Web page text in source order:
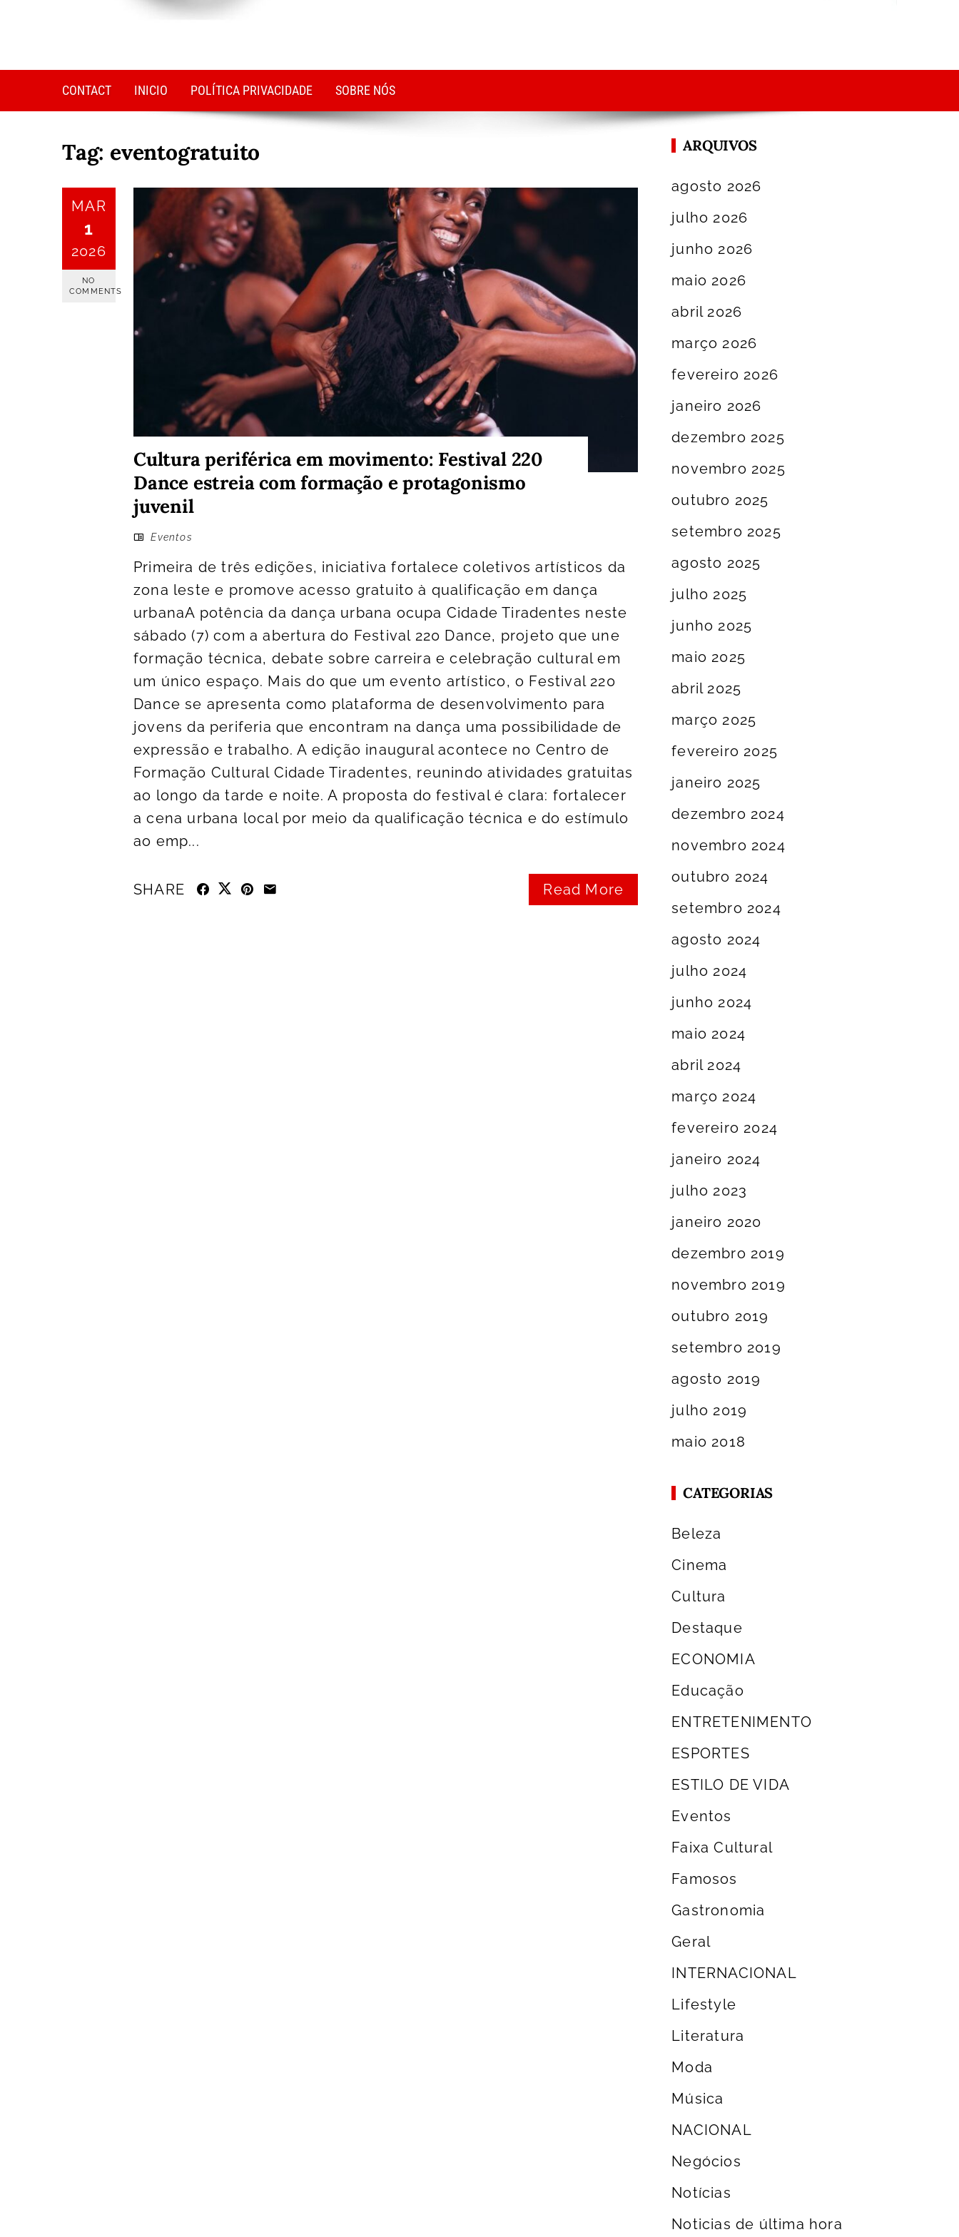
CONTACT INICIO POLÍTICA PRIVACIDADE SOBRE NÓS
Tag: eventogratuito
MAR
1
2026
NO
COMMENTS
Cultura periférica em movimento: Festival 220
Dance estreia com formação e protagonismo
juvenil
Eventos
Primeira de três edições, iniciativa fortalece coletivos artísticos da
zona leste e promove acesso gratuito à qualificação em dança
urbanaA potência da dança urbana ocupa Cidade Tiradentes neste
sábado (7) com a abertura do Festival 220 Dance, projeto que une
formação técnica, debate sobre carreira e celebração cultural em
um único espaço. Mais do que um evento artístico, o Festival 220
Dance se apresenta como plataforma de desenvolvimento para
jovens da periferia que encontram na dança uma possibilidade de
expressão e trabalho. A edição inaugural acontece no Centro de
Formação Cultural Cidade Tiradentes, reunindo atividades gratuitas
ao longo da tarde e noite. A proposta do festival é clara: fortalecer
a cena urbana local por meio da qualificação técnica e do estímulo
ao emp...
Read More
SHARE
ARQUIVOS
agosto 2026
julho 2026
junho 2026
maio 2026
abril 2026
março 2026
fevereiro 2026
janeiro 2026
dezembro 2025
novembro 2025
outubro 2025
setembro 2025
agosto 2025
julho 2025
junho 2025
maio 2025
abril 2025
março 2025
fevereiro 2025
janeiro 2025
dezembro 2024
novembro 2024
outubro 2024
setembro 2024
agosto 2024
julho 2024
junho 2024
maio 2024
abril 2024
março 2024
fevereiro 2024
janeiro 2024
julho 2023
janeiro 2020
dezembro 2019
novembro 2019
outubro 2019
setembro 2019
agosto 2019
julho 2019
maio 2018
CATEGORIAS
Beleza
Cinema
Cultura
Destaque
ECONOMIA
Educação
ENTRETENIMENTO
ESPORTES
ESTILO DE VIDA
Eventos
Faixa Cultural
Famosos
Gastronomia
Geral
INTERNACIONAL
Lifestyle
Literatura
Moda
Música
NACIONAL
Negócios
Notícias
Noticias de última hora